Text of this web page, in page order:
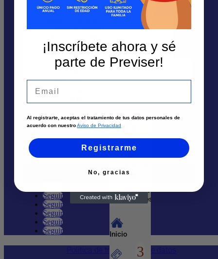
Contáctanos
Solicita un asesor
Envía tu solicitud
Llámanos
Cali
Tuluá
cliente
pago
Comprar
Membresía
Inicio
Sedes
Solicita un asesor
Atención por Whatsapp
Nosotros
Quiénes Somos
Ayuda
Más Información
Seguir
Seguir
Seguir
Seguir
Seguir
Política de tratamiento de datos
¡Inscríbete ahora y sé
parte de Previser!
Al registrarte, aceptas el tratamiento de tus datos personales de
acuerdo con nuestroAviso de Privacidad
Registrarme
No, gracias